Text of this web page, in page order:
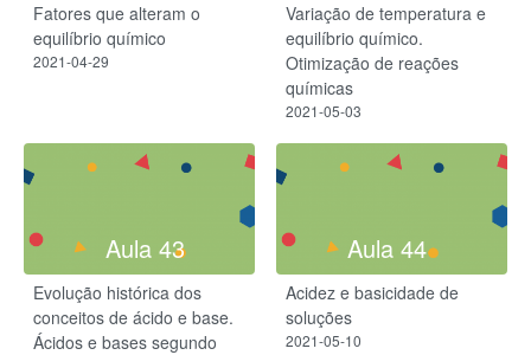
Fatores que alteram o
equilíbrio químico
2021-04-29
Variação de temperatura e
equilíbrio químico.
Otimização de reações
químicas
2021-05-03
Aula 43
Evolução histórica dos
conceitos de ácido e base.
Ácidos e bases segundo
Aula 44
Acidez e basicidade de
soluções
2021-05-10